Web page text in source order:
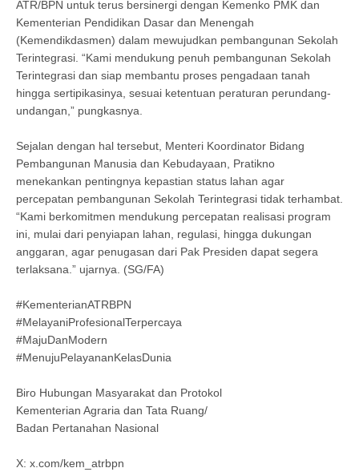
ATR/BPN untuk terus bersinergi dengan Kemenko PMK dan
Kementerian Pendidikan Dasar dan Menengah
(Kemendikdasmen) dalam mewujudkan pembangunan Sekolah
Terintegrasi. “Kami mendukung penuh pembangunan Sekolah
Terintegrasi dan siap membantu proses pengadaan tanah
hingga sertipikasinya, sesuai ketentuan peraturan perundang-
undangan,” pungkasnya.
Sejalan dengan hal tersebut, Menteri Koordinator Bidang
Pembangunan Manusia dan Kebudayaan, Pratikno
menekankan pentingnya kepastian status lahan agar
percepatan pembangunan Sekolah Terintegrasi tidak terhambat.
“Kami berkomitmen mendukung percepatan realisasi program
ini, mulai dari penyiapan lahan, regulasi, hingga dukungan
anggaran, agar penugasan dari Pak Presiden dapat segera
terlaksana.” ujarnya. (SG/FA)
#KementerianATRBPN
#MelayaniProfesionalTerpercaya
#MajuDanModern
#MenujuPelayananKelasDunia
Biro Hubungan Masyarakat dan Protokol
Kementerian Agraria dan Tata Ruang/
Badan Pertanahan Nasional
X: x.com/kem_atrbpn